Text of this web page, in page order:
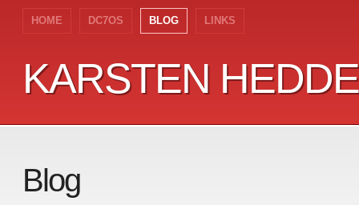
HOME DC7OS BLOG LINKS
KARSTEN
KARSTEN
Blog